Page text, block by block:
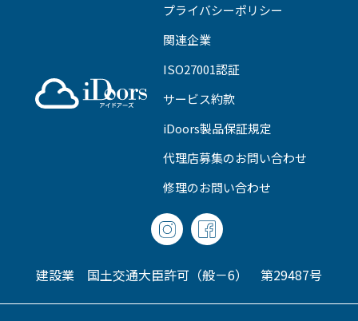
プライバシーポリシー
関連企業
ISO27001認証
サービス約款
iDoors製品保証規定
代理店募集のお問い合わせ
修理のお問い合わせ
建設業 国土交通大臣許可（般－6） 第29487号